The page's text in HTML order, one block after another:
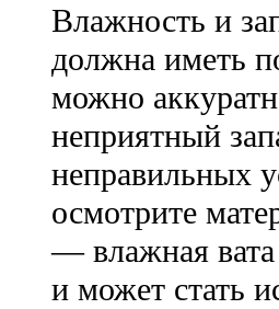
Влажность и
должна иметь
можно
неприятный
неправильных
осмотрите
— влажная вата
и может стать